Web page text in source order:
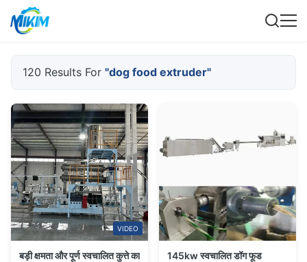
120 Results For "dog food extruder"
VIDEO
बड़ी क्षमता और पूर्ण स्वचालित कुत्ते का
145kw स्वचालित डॉग फूड